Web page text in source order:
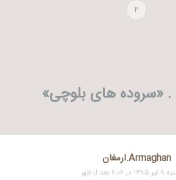
۴
. «سروده های بلوچی»
Armaghan.ارمغان
بعد از ظهر